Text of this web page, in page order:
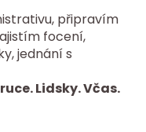
připravím
focení,
jednání s
Lidsky. Včas.